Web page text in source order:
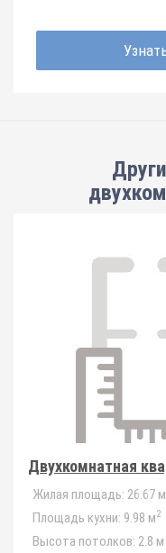
Двухкомнатная
Жилая площадь: 26.67 м
Площадь кухни: 9.98 м2
Высота потолков: 2.8 м